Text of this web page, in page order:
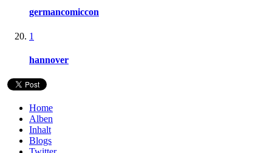
germancomiccon
1
hannover
Home
Alben
Inhalt
Blogs